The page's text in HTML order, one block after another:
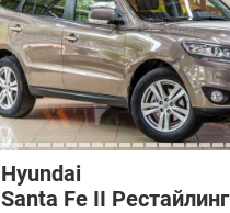
Hyundai
Santa Fe II Рестайлинг